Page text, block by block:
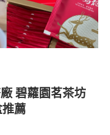
碧蘿園茗茶坊
薦